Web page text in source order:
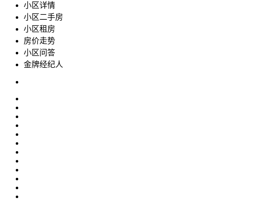
小区详情
小区二手房
小区租房
房价走势
小区问答
金牌经纪人